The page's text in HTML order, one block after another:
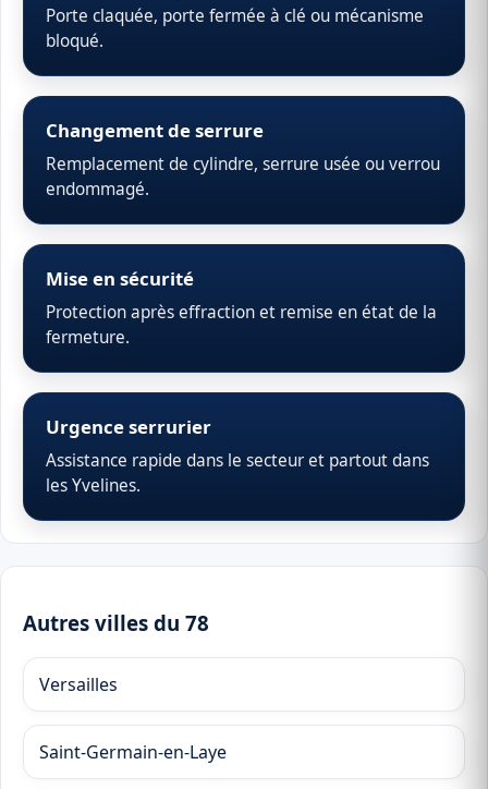
Porte claquée, porte fermée à clé ou mécanisme
bloqué.
Changement de serrure
Remplacement de cylindre, serrure usée ou verrou
endommagé.
Mise en sécurité
Protection après effraction et remise en état de la
fermeture.
Urgence serrurier
Assistance rapide dans le secteur et partout dans
les Yvelines.
Autres villes du 78
Versailles
Saint-Germain-en-Laye